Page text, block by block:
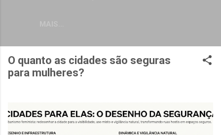
O quanto as cidades são seguras
para mulheres?